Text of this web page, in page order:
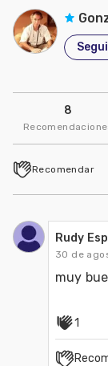
8
Recomendar
Rudy
30 de
muy
1